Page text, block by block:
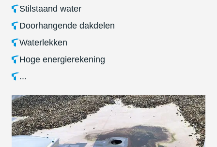
Stilstaand water
Doorhangende dakdelen
Waterlekken
Hoge energierekening
...